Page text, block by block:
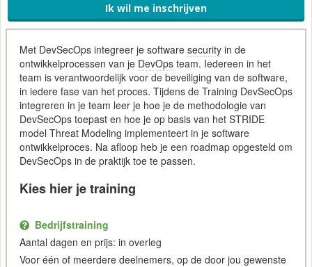
Ik wil me inschrijven
Met DevSecOps integreer je software securityin de
ontwikkelprocessen van je DevOpsteam. Iedereen in het
team is verantwoordelijk voor de beveiliging van de software,
in iedere fase van het proces. Tijdens de Training DevSecOps
integreren in je team leer je hoe je de methodologie van
DevSecOps toepast en hoe je op basis van het STRIDE
model Threat Modeling implementeert in je software
ontwikkelproces. Na afloop heb je een roadmap opgesteld om
DevSecOps in de praktijk toe te passen.
Kies hier je training
Bedrijfstraining
Aantal dagen en prijs: in overleg
Voor één of meerdere deelnemers, op de door jou gewenste